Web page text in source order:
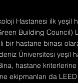
Hastanesi ilk yeşil
Building Council)
bir hastane binası
Üniversitesi yeşil
hastane
ekipmanları da